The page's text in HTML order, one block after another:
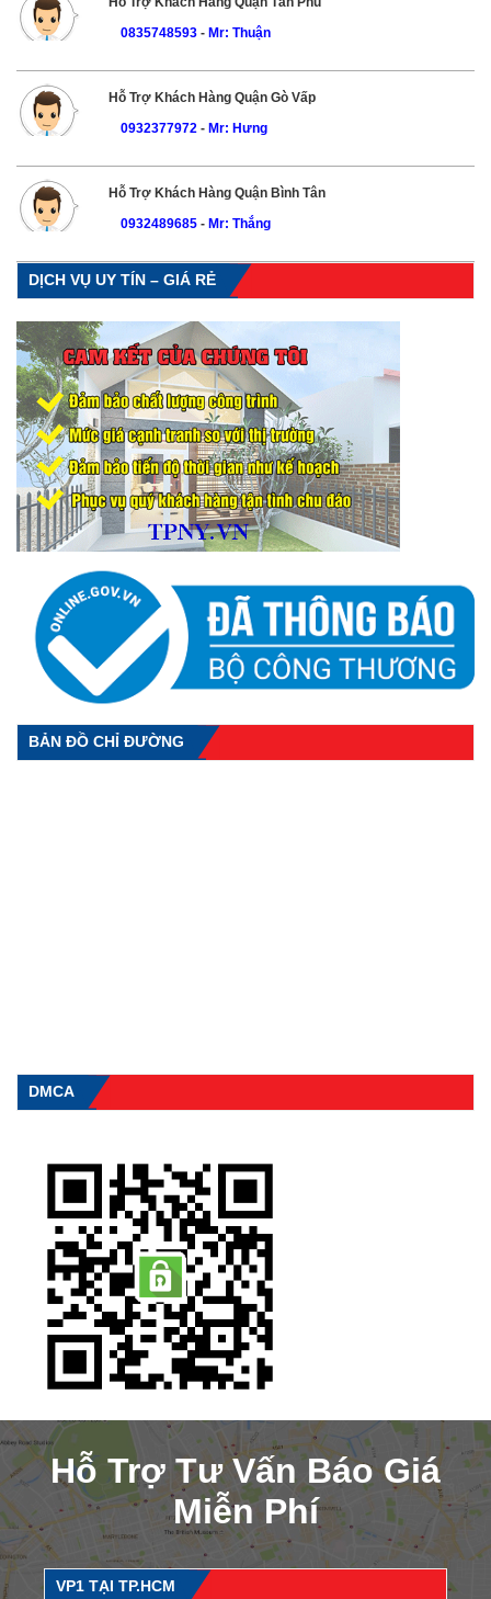
0835748593- Mr: Thuận
Hỗ Trợ Khách Hàng Quận Gò Vấp
0932377972- Mr: Hưng
Hỗ Trợ Khách Hàng Quận Bình Tân
0932489685- Mr: Thắng
DỊCH VỤ UY TÍN – GIÁ RẺ
BẢN ĐỒ CHỈ ĐƯỜNG
DMCA
Hỗ Trợ Tư Vấn Báo Giá
Miễn Phí
VP1 TẠI TP.HCM